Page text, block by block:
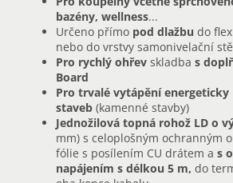
bazény, wellness...
Určeno přímo pod dlažbu do
nebo do vrstvy samonivelační
Pro rychlý ohřev skladba s
Board
Pro trvalé vytápění energeticky
staveb (kamenné stavby)
Jednožilová topná rohož LD o
mm) s celoplošným ochranným
fólie s posílením CU drátem a s
napájením s délkou 5 m, do